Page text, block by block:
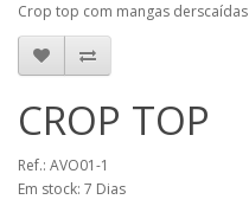
Crop top com mangas derscaídas
CROP TOP
Ref.: AVO01-1
Em stock: 7 Dias